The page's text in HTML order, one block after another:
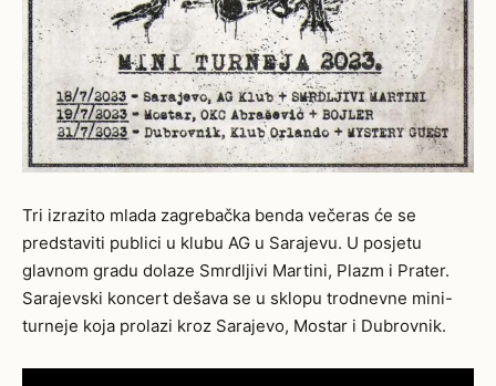
Tri izrazito mlada zagrebačka benda večeras će se
predstaviti publici u klubu AG u Sarajevu. U posjetu
glavnom gradu dolaze Smrdljivi Martini, Plazm i Prater.
Sarajevski koncert dešava se u sklopu trodnevne mini-
turneje koja prolazi kroz Sarajevo, Mostar i Dubrovnik.